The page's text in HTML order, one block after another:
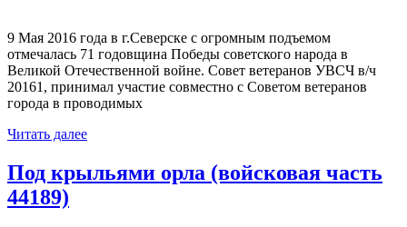
9 Мая 2016 года в г.Северске с огромным подъемом
отмечалась 71 годовщина Победы советского народа в
Великой Отечественной войне. Совет ветеранов УВСЧ в/ч
20161, принимал участие совместно с Советом ветеранов
города в проводимых
Читать далее
Под крыльями орла (войсковая часть
44189)